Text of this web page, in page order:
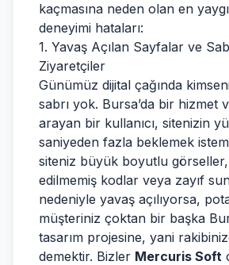
kaçmasına neden olan en
deneyimi hataları:
1. Yavaş Açılan Sayfalar ve
Ziyaretçiler
Günümüz dijital çağında
sabrı yok. Bursa’da bir hizmet
arayan bir kullanıcı, sitenizin
saniyeden fazla beklemek
siteniz büyük boyutlu
edilmemiş kodlar veya zayıf
nedeniyle yavaş açılıyorsa,
müşteriniz çoktan bir başka
tasarım projesine, yani
demektir. Bizler Mercuris Soft